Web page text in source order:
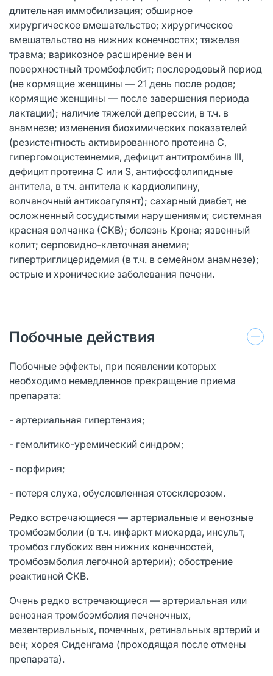
длительная иммобилизация; обширное
хирургическое вмешательство; хирургическое
вмешательство на нижних конечностях; тяжелая
травма; варикозное расширение вен и
поверхностный тромбофлебит; послеродовый период
(не кормящие женщины — 21 день после родов;
кормящие женщины — после завершения периода
лактации); наличие тяжелой депрессии, в т.ч. в
анамнезе; изменения биохимических показателей
(резистентность активированного протеина С,
гипергомоцистеинемия, дефицит антитромбина III,
дефицит протеина С или S, антифосфолипидные
антитела, в т.ч. антитела к кардиолипину,
волчаночный антикоагулянт); сахарный диабет, не
осложненный сосудистыми нарушениями; системная
красная волчанка (СКВ); болезнь Крона; язвенный
колит; серповидно-клеточная анемия;
гипертриглицеридемия (в т.ч. в семейном анамнезе);
острые и хронические заболевания печени.
Побочные действия
Побочные эффекты, при появлении которых
необходимо немедленное прекращение приема
препарата:
- артериальная гипертензия;
- гемолитико-уремический синдром;
- порфирия;
- потеря слуха, обусловленная отосклерозом.
Редко встречающиеся — артериальные и венозные
тромбоэмболии (в т.ч. инфаркт миокарда, инсульт,
тромбоз глубоких вен нижних конечностей,
тромбоэмболия легочной артерии); обострение
реактивной СКВ.
Очень редко встречающиеся — артериальная или
венозная тромбоэмболия печеночных,
мезентериальных, почечных, ретинальных артерий и
вен; хорея Сиденгама (проходящая после отмены
препарата).